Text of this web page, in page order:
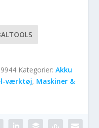
Kategorier:Akku
værktøj, Maskiner &